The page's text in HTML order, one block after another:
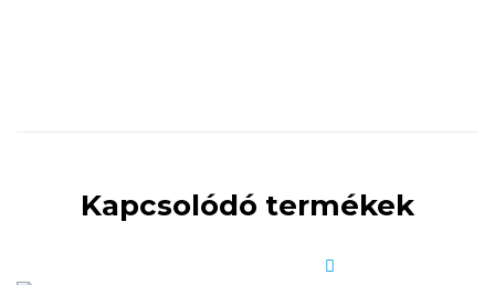
Kapcsolódó termékek